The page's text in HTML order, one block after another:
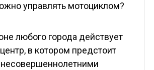
управлять мотоциклом?
любого города действует
в котором предстоит